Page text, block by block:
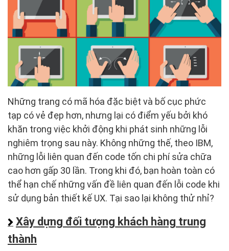
Những trang có mã hóa đặc biệt và bố cục phức
tạp có vẻ đẹp hơn, nhưng lại có điểm yếu bởi khó
khăn trong việc khởi động khi phát sinh những lỗi
nghiêm trọng sau này. Không những thế, theo IBM,
những lỗi liên quan đến code tốn chi phí sửa chữa
cao hơn gấp 30 lần. Trong khi đó, bạn hoàn toàn có
thể hạn chế những vấn đề liên quan đến lỗi code khi
sử dụng bản thiết kế UX. Tại sao lại không thử nhỉ?
Xây dựng đối tượng khách hàng trung
thành